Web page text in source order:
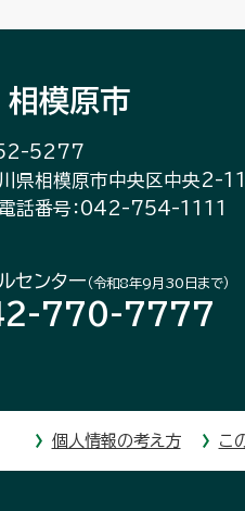
相模原市
5277
県相模原市中央区中央2-
話番号：042-754-1111
センター （令和8年9月30日まで）
770-7777
個人情報の考え方 こ